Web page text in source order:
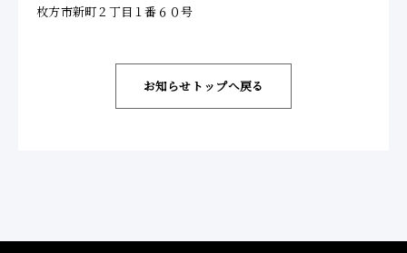
枚方市新町２丁目１番６０号
お知らせトップへ戻る